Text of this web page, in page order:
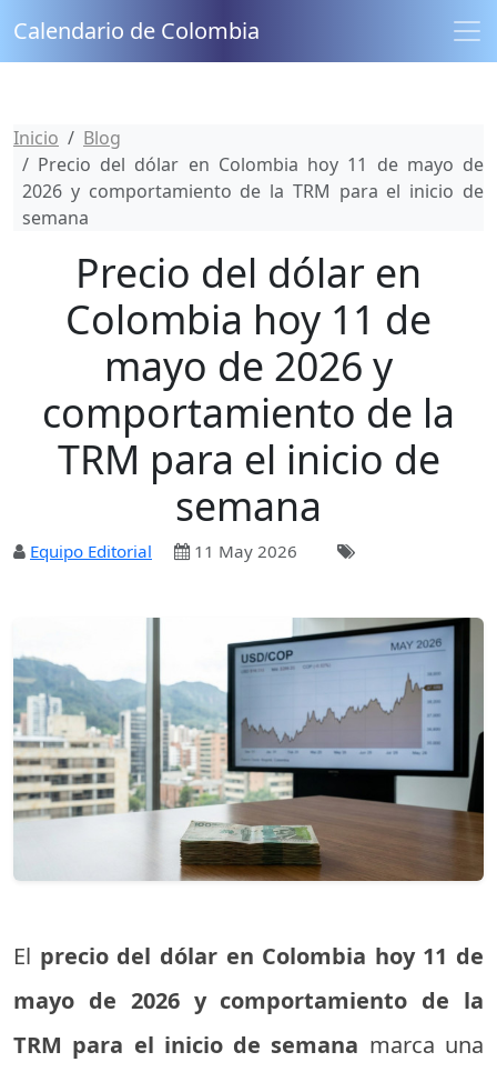
Calendario de Colombia
Inicio
Blog
Precio del dólar en Colombia hoy 11 de mayo de
2026 y comportamiento de la TRM para el inicio de
semana
Precio del dólar en
Colombia hoy 11 de
mayo de 2026 y
comportamiento de la
TRM para el inicio de
semana
Equipo Editorial 11 May 2026
El precio del dólar en Colombia hoy 11 de
mayo de 2026 y comportamiento de la
TRM para el inicio de semana marca una